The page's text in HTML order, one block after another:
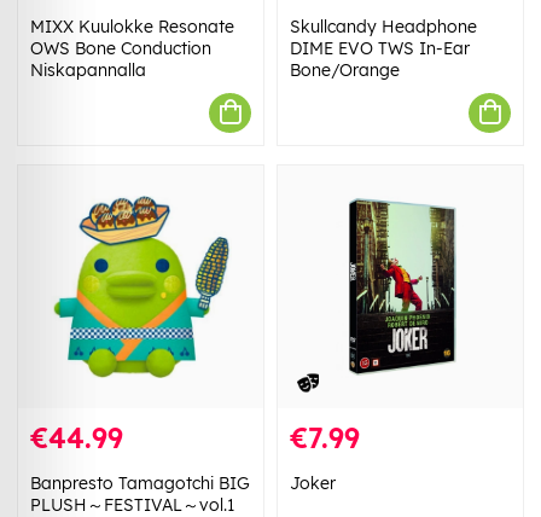
MIXX Kuulokke Resonate
OWS Bone Conduction
Niskapannalla
Skullcandy Headphone
DIME EVO TWS In-Ear
Bone/Orange
€44.99
Banpresto Tamagotchi BIG
PLUSH～FESTIVAL～vol.1
€7.99
Joker